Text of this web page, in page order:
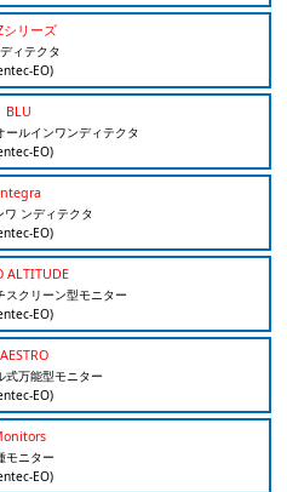
シリーズ
ィテクタ
EO)
BLU
ールインワンディテクタ
EO)
ワ ンディテクタ
EO)
ALTITUDE
スクリーン型モニター
EO)
式万能型モニター
EO)
モニター
EO)